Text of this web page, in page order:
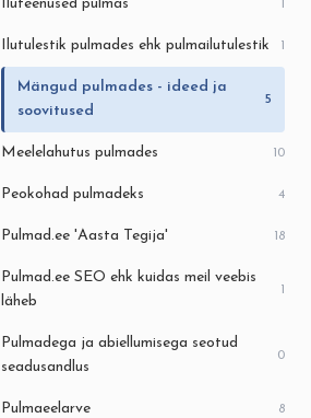
Iluteenused pulmas 1
Ilutulestik pulmades ehk pulmailutulestik 1
Mängud pulmades - ideed ja
soovitused
5
Meelelahutus pulmades 10
Peokohad pulmadeks 4
Pulmad.ee 'Aasta Tegija' 18
Pulmad.ee SEO ehk kuidas meil veebis
läheb
1
Pulmadega ja abiellumisega seotud
seadusandlus
0
Pulmaeelarve 8